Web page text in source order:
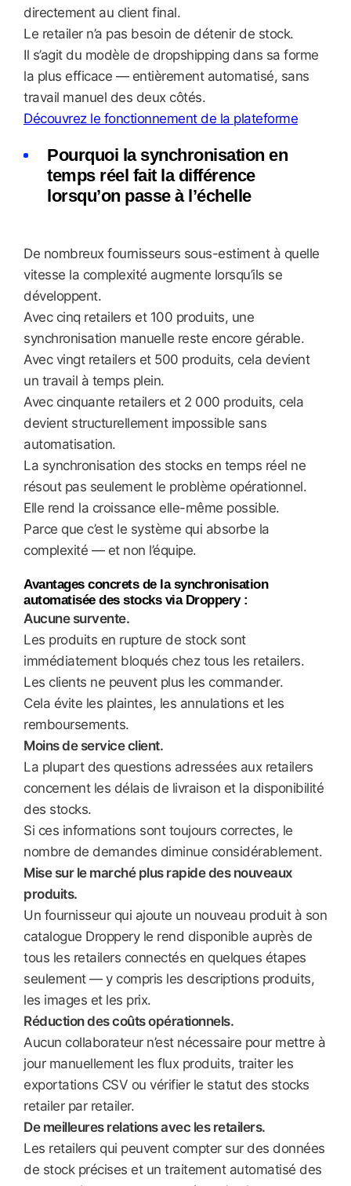
directement au client final.
Le retailer n’a pas besoin de détenir de stock.
Il s’agit du modèle de dropshipping dans sa forme
la plus efficace — entièrement automatisé, sans
travail manuel des deux côtés.
Découvrez le fonctionnement de la plateforme
Pourquoi la synchronisation en
temps réel fait la différence
lorsqu’on passe à l’échelle
De nombreux fournisseurs sous-estiment à quelle
vitesse la complexité augmente lorsqu’ils se
développent.
Avec cinq retailers et 100 produits, une
synchronisation manuelle reste encore gérable.
Avec vingt retailers et 500 produits, cela devient
un travail à temps plein.
Avec cinquante retailers et 2 000 produits, cela
devient structurellement impossible sans
automatisation.
La synchronisation des stocks en temps réel ne
résout pas seulement le problème opérationnel.
Elle rend la croissance elle-même possible.
Parce que c’est le système qui absorbe la
complexité — et non l’équipe.
Avantages concrets de la synchronisation
automatisée des stocks via Droppery :
Aucune survente.
Les produits en rupture de stock sont
immédiatement bloqués chez tous les retailers.
Les clients ne peuvent plus les commander.
Cela évite les plaintes, les annulations et les
remboursements.
Moins de service client.
La plupart des questions adressées aux retailers
concernent les délais de livraison et la disponibilité
des stocks.
Si ces informations sont toujours correctes, le
nombre de demandes diminue considérablement.
Mise sur le marché plus rapide des nouveaux
produits.
Un fournisseur qui ajoute un nouveau produit à son
catalogue Droppery le rend disponible auprès de
tous les retailers connectés en quelques étapes
seulement — y compris les descriptions produits,
les images et les prix.
Réduction des coûts opérationnels.
Aucun collaborateur n’est nécessaire pour mettre à
jour manuellement les flux produits, traiter les
exportations CSV ou vérifier le statut des stocks
retailer par retailer.
De meilleures relations avec les retailers.
Les retailers qui peuvent compter sur des données
de stock précises et un traitement automatisé des